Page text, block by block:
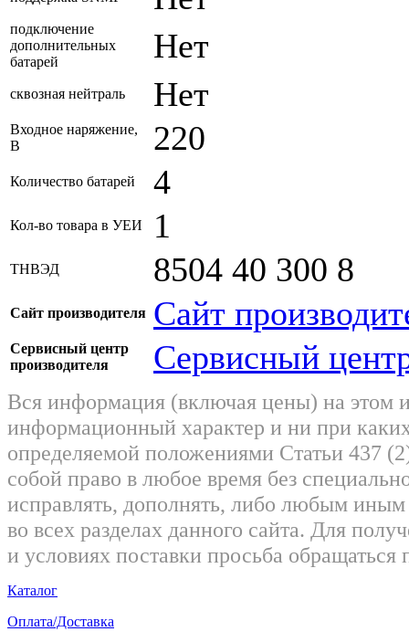
подключение
дополнительных
батарей
Нет
сквозная нейтраль Нет
Входное наряжение,
В
220
Количество батарей 4
Кол-во товара в УЕИ 1
ТНВЭД 8504 40 300 8
Сайт производителя Сайт
Сервисный центр
производителя
Сервисный
Вся информация (включая цены) на этом
информационный характер и ни при
определяемой положениями Статьи 437
собой право в любое время без
исправлять, дополнять, либо любым
во всех разделах данного сайта. Для
и условиях поставки просьба
Каталог
Оплата/Доставка